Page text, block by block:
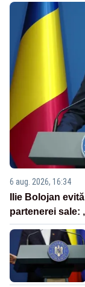
6 aug. 2026, 16:34
Ilie Bolojan
partenerei sale: